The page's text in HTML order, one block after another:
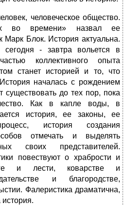
человеческое общество.
во времени» назвал ее
Марк Блок. История актуальна.
сегодня - завтра вольется в
коллективного опыта
станет историей и то, что
началась с рождением
существовать до тех пор, пока
Как в капле воды, в
история, ее законы, ее
история создания
отмечать и выделять
своих представителей.
повествуют о храбрости и
и лести, коварстве и
и благородстве,
Фалеристика драматична,